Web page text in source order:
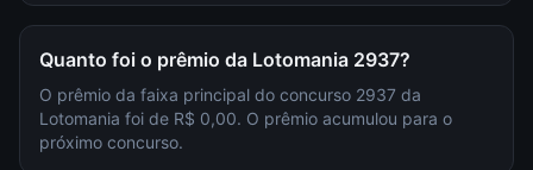
Quanto foi o prêmio da Lotomania 2937?
O prêmio da faixa principal do concurso 2937 da
Lotomania foi de R$ 0,00. O prêmio acumulou para o
próximo concurso.